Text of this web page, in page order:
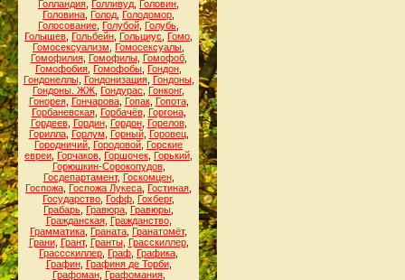
Голландия Голливуд Головин
Головина Голод Голодомор
Голосование Голубой Голубь
Голышев Гольбейн Гольциус Гомо
Гомосексуализм
Гомосексуалы
Гомофилия, Гомофилы, Гомофоб,
Гомофобия Гомофобы Гондон
Гондонеллы, Гондонизация, Гондоны,
Гондоны. ЖЖ Гондурас Гонконг,
Гонорея, Гончарова, Гопак, Гопота,
Горбаневская, Горбачёв, Горгона,
Гордеев, Гордин, Гордон, Горелов,
Горилла, Горлум Горный, Горовец,
Городничий Городовой Горские
евреи Горчаков Горшочек Горький
Горюшкин-Сорокопудов,
Госдепартамент, Госкомцен,
Госпожа Госпожа Лукеса Гостиная
Государство Гофф Гохберг,
Грабарь Гравюра Гравюры
Гражданская, Гражданство,
Грамматика Граната Гранатомёт,
Грани, Грант, Гранты, Грасскиллер,
Грассскиллер Граф Графика
Графин, Графиня де Торби,
Графоман, Графомания,